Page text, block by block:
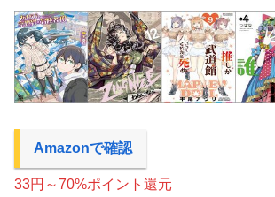
Amazonで確認
33円～70%ポイント還元